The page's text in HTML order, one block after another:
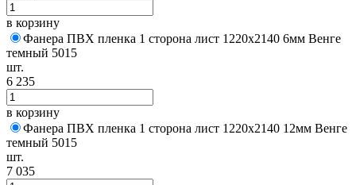
в корзину
Фанера ПВХ пленка 1 сторона лист 1220х2140 6мм Венге
темный 5015
шт.
6 235
в корзину
Фанера ПВХ пленка 1 сторона лист 1220х2140 12мм Венге
темный 5015
шт.
7 035